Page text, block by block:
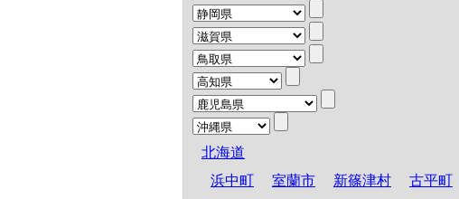
北海道
浜中町
室蘭市 新篠津村 古平町